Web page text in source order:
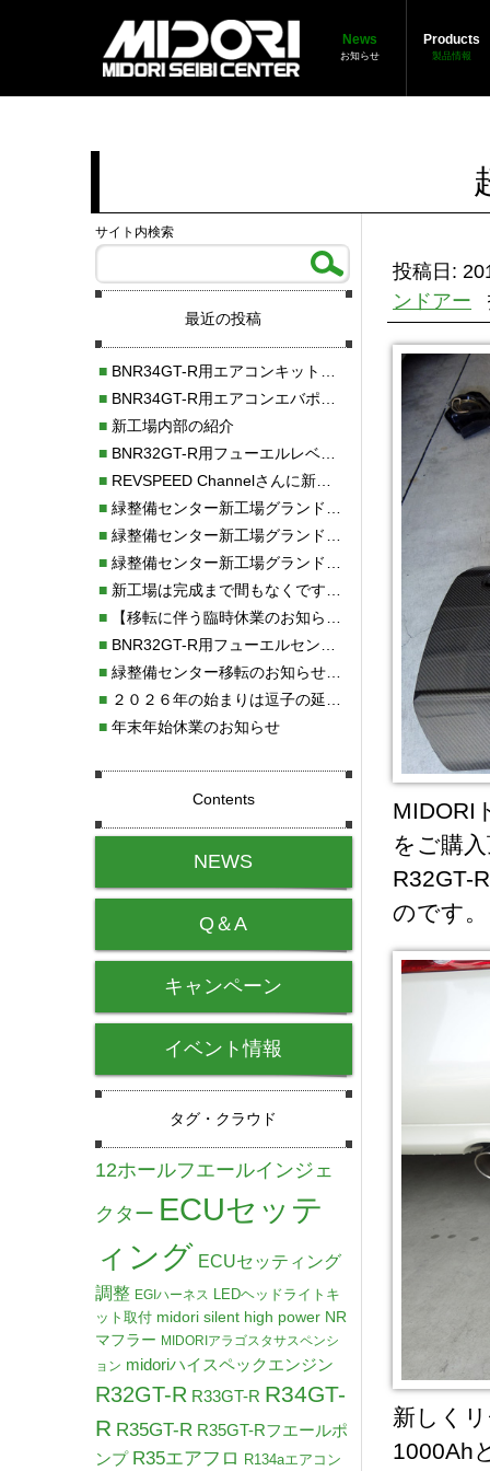
News
お知らせ
Products
製品情報
投稿日:
ンドアー
MIDORI
をご購
R32GT-
のです。
新しく
1000Ah
サイト内検索
最近の投稿
■BNR34GT-R用エアコンキット新発売！！
■BNR34GT-R用エアコンエバポレーターを新発売！！
■新工場内部の紹介
■BNR32GT-R用フューエルレベルセンサー新発売！！
■REVSPEED Channelさんに新社屋を紹介していただきました!!
■緑整備センター新工場グランドオープン・続報
■緑整備センター新工場グランドオープン
■緑整備センター新工場グランドオープンのお知らせ！！
■新工場は完成まで間もなくです！！
■【移転に伴う臨時休業のお知らせ】
■BNR32GT-R用フューエルセンサー新発売!!
■緑整備センター移転のお知らせ！！
■２０２６年の始まりは逗子の延命寺に行きました。
■年末年始休業のお知らせ
Contents
NEWS
Q＆A
キャンペーン
イベント情報
タグ・クラウド
12ホールフエールインジェ
クター ECUセッテ
ィング ECUセッティング
調整 EGIハーネス LEDヘッドライトキ
ット取付 midori silent high power NR
マフラー MIDORIアラゴスタサスペンシ
ョン midoriハイスペックエンジン
R32GT-R R33GT-R R34GT-
R R35GT-R R35GT-Rフエールポ
ンプ R35エアフロ R134aエアコン